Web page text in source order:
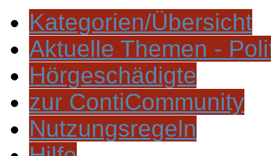
Kategorien/Übersicht
Aktuelle Themen -
Hörgeschädigte
zur ContiCommunity
Nutzungsregeln